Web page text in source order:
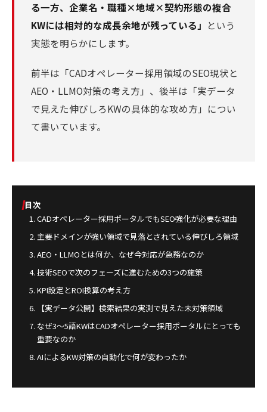
る一方、企業名・職種×地域×契約形態の複合
KWには相対的な成長余地が残っている」 という
実態を明らかにします。
前半は「CADオペレーター採用領域のSEO現状と
AEO・LLMO対策の考え方」、後半は「実データ
で見えた伸びしろKWの具体的な攻め方」につい
て書いています。
目次
CADオペレーター採用ポータルでもSEO強化が必要な理由
主要ドメインが強い領域で見落とされている伸びしろ領域
AEO・LLMOとは何か、なぜ今対応が急務なのか
技術SEOで次のフェーズに進むための3つの施策
KPI設定とROI換算の考え方
【実データ公開】検索結果の実測で見えた未対策領域
なぜ3〜5語KWはCADオペレーター採用ポータルにとっても
重要なのか
AIによるKW対策の自動化で何が変わったか